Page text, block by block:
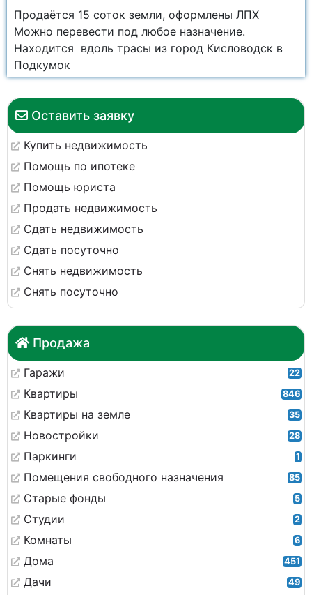
Оставить заявку
Купить недвижимость
Помощь по ипотеке
Помощь юриста
Продать недвижимость
Сдать недвижимость
Сдать посуточно
Снять недвижимость
Снять посуточно
Продажа
Гаражи 22
Квартиры 846
Квартиры на земле 35
Новостройки 28
Паркинги 1
Помещения свободного назначения 85
Старые фонды 5
Студии 2
Комнаты 6
Дома 451
Дачи 49
Продаётся 15 соток земли, оформлены ЛПХ
Можно перевести под любое назначение.
Находится вдоль трасы из город Кисловодск в
Подкумок